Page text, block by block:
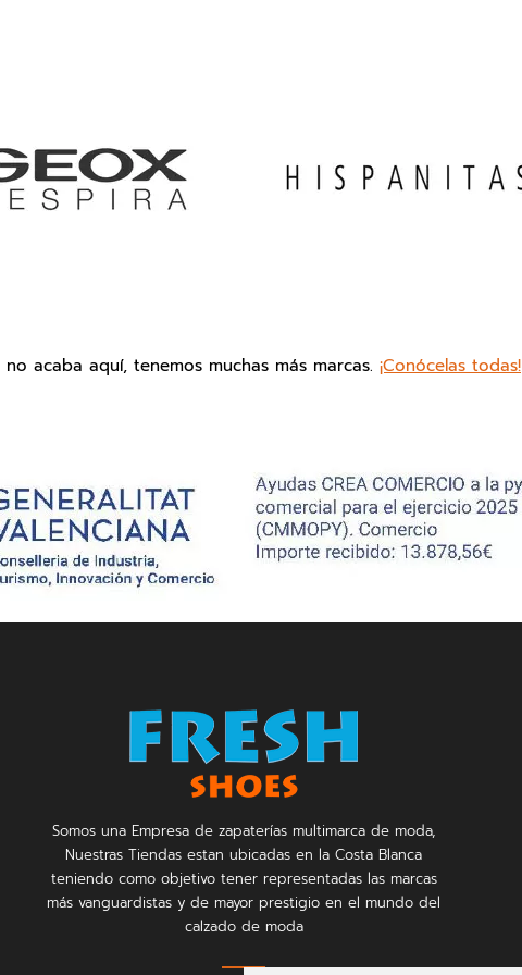
no acaba aquí, tenemos muchas más marcas. ¡Conócelas todas!
Somos una Empresa de zapaterías multimarca de moda,
Nuestras Tiendas estan ubicadas en la Costa Blanca
teniendo como objetivo tener representadas las marcas
más vanguardistas y de mayor prestigio en el mundo del
calzado de moda